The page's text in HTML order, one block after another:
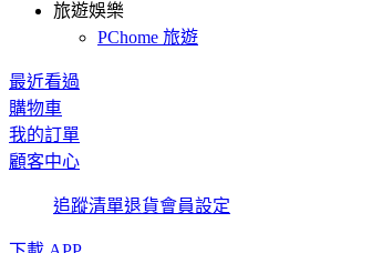
旅遊娛樂
PChome 旅遊
最近看過
購物車
我的訂單
顧客中心
追蹤清單退貨會員設定